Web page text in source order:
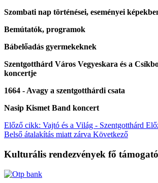
Szombati nap történései, eseményei
Bemútatók, programok
Bábelőadás gyermekeknek
Szentgotthárd Város Vegyeskara és a
koncertje
1664 - Avagy a szentgotthárdi csata
Nasip Kismet Band koncert
Előző cikk: Vajtó és a Világ - Szentgotthárd
Belső átalakítás miatt zárva Következő
Kulturális rendezvények fő